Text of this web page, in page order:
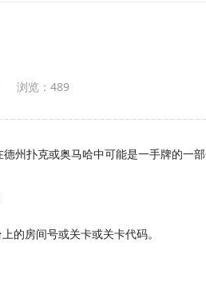
浏览：489
州扑克或奥马哈中可能是一手牌的一
的房间号或关卡或关卡代码。